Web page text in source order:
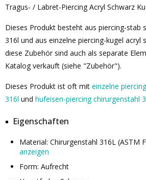
Tragus- / Labret-Piercing Acryl Schwarz
Dieses Produkt besteht aus piercing-stab
316l und aus einzelne piercing-kugel acryl
diese Zubehör sind auch als separate
Katalog verkauft (siehe "Zubehör").
Dieses Produkt ist oft mit einzelne
316l und hufeisen-piercing chirurgenstahl
Eigenschaften
Material: Chirurgenstahl 316L (ASTM
anzeigen
Form: Aufrecht